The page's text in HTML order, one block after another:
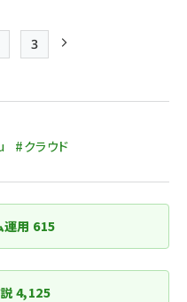
Page
3
#クラウド
運用 615
4,125